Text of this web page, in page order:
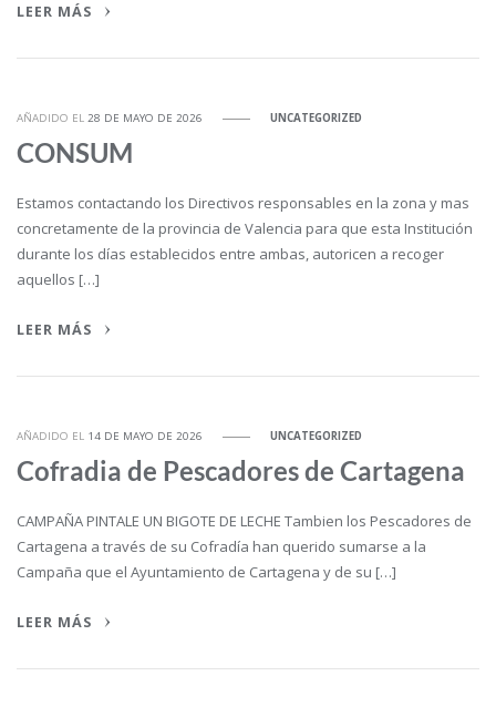
LEER MÁS
AÑADIDO EL28 DE MAYO DE 2026 UNCATEGORIZED
CONSUM
Estamos contactando los Directivos responsables en la zona y mas
concretamente de la provincia de Valencia para que esta Institución
durante los días establecidos entre ambas, autoricen a recoger
aquellos […]
LEER MÁS
AÑADIDO EL 14 DE MAYO DE 2026 UNCATEGORIZED
Cofradia de Pescadores de Cartagena
CAMPAÑA PINTALE UN BIGOTE DE LECHE Tambien los Pescadores de
Cartagena a través de su Cofradía han querido sumarse a la
Campaña que el Ayuntamiento de Cartagena y de su […]
LEER MÁS